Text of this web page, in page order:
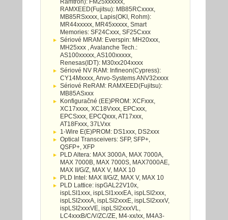
Ramtron): FM25xxxxxx,
RAMXEED(Fujitsu): MB85RCxxxx,
MB85RSxxxx, Lapis(OKI, Rohm):
MR44xxxxx, MR45xxxxx, Smart
Memories: SF24Cxxx, SF25Cxxx
Sériové MRAM: Everspin: MH20xxx,
MH25xxx , Avalanche Tech.:
AS100xxxxx, AS100xxxxx,
Renesas(IDT): M30xx204xxxx
Sériové NV RAM: Infineon(Cypress):
CY14Mxxxx, Anvo-Systems ANV32xxxx
Sériové ReRAM: RAMXEED(Fujitsu):
MB85ASxxx
Konfiguračné (EE)PROM: XCFxxx,
XC17xxxx, XC18Vxxx, EPCxxx,
EPCSxxx, EPCQxxx, AT17xxx,
AT18Fxxx, 37LVxx
1-Wire E(E)PROM: DS1xxx, DS2xxx
Optical Transceivers: SFP, SFP+,
QSFP+, XFP
PLD Altera: MAX 3000A, MAX 7000A,
MAX 7000B, MAX 7000S, MAX7000AE,
MAX II/G/Z, MAX V, MAX 10
PLD Intel: MAX II/G/Z, MAX V, MAX 10
PLD Lattice: ispGAL22V10x,
ispLSI1xxx, ispLSI1xxxEA, ispLSI2xxx,
ispLSI2xxxA, ispLSI2xxxE, ispLSI2xxxV,
ispLSI2xxxVE, ispLSI2xxxVL,
LC4xxxB/C/V/ZC/ZE, M4-xx/xx, M4A3-